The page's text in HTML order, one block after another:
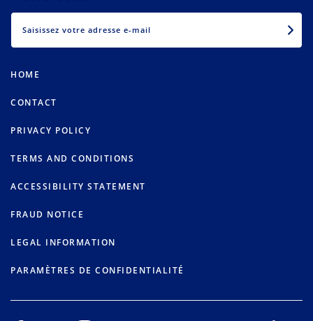
HOME
CONTACT
PRIVACY POLICY
TERMS AND CONDITIONS
ACCESSIBILITY STATEMENT
FRAUD NOTICE
LEGAL INFORMATION
PARAMÈTRES DE CONFIDENTIALITÉ